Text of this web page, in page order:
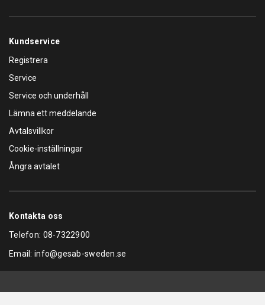
Kundservice
Registrera
Service
Service och underhåll
Lämna ett meddelande
Avtalsvillkor
Cookie-inställningar
Ångra avtalet
Kontakta oss
Telefon: 08-7322900
Email: info@gesab-sweden.se